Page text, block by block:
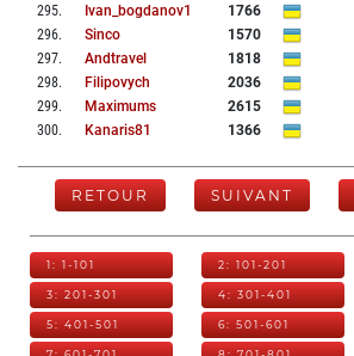
295. Ivan_bogdanov1
1766
296. Sinco
1570
297. Andtravel
1818
298. Filipovych
2036
299. Maximums
2615
300. Kanaris81 1366
RETOUR SUIVANT
1: 1-101 2: 101-201
3: 201-301 4: 301-401
5: 401-501 6: 501-601